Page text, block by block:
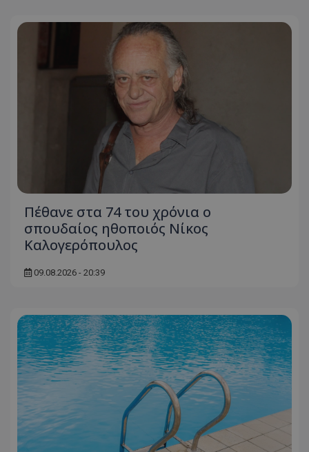
Πέθανε στα 74 του χρόνια ο
σπουδαίος ηθοποιός Νίκος
Καλογερόπουλος
09.08.2026 - 20:39